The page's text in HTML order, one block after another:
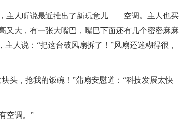
主人听说最近推出了新玩意儿——空调。主人也买
又大，有一张大嘴巴，嘴巴下面还有几个密密麻麻
人说：“把这台破风扇拆了！”风扇还迷糊得很，
头，抢我的饭碗！”蒲扇安慰道：“科技发展太快
空调。”